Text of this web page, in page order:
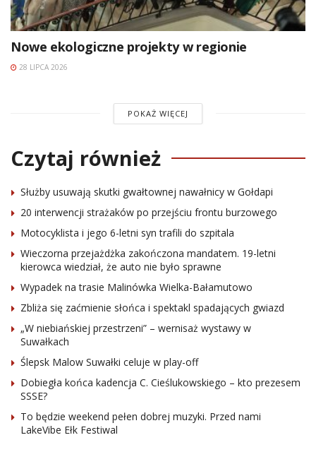
Nowe ekologiczne projekty w regionie
28 LIPCA 2026
POKAŻ WIĘCEJ
Czytaj również
Służby usuwają skutki gwałtownej nawałnicy w Gołdapi
20 interwencji strażaków po przejściu frontu burzowego
Motocyklista i jego 6-letni syn trafili do szpitala
Wieczorna przejażdżka zakończona mandatem. 19-letni
kierowca wiedział, że auto nie było sprawne
Wypadek na trasie Malinówka Wielka-Bałamutowo
Zbliża się zaćmienie słońca i spektakl spadających gwiazd
„W niebiańskiej przestrzeni” – wernisaż wystawy w
Suwałkach
Ślepsk Malow Suwałki celuje w play-off
Dobiegła końca kadencja C. Cieślukowskiego – kto prezesem
SSSE?
To będzie weekend pełen dobrej muzyki. Przed nami
LakeVibe Ełk Festiwal